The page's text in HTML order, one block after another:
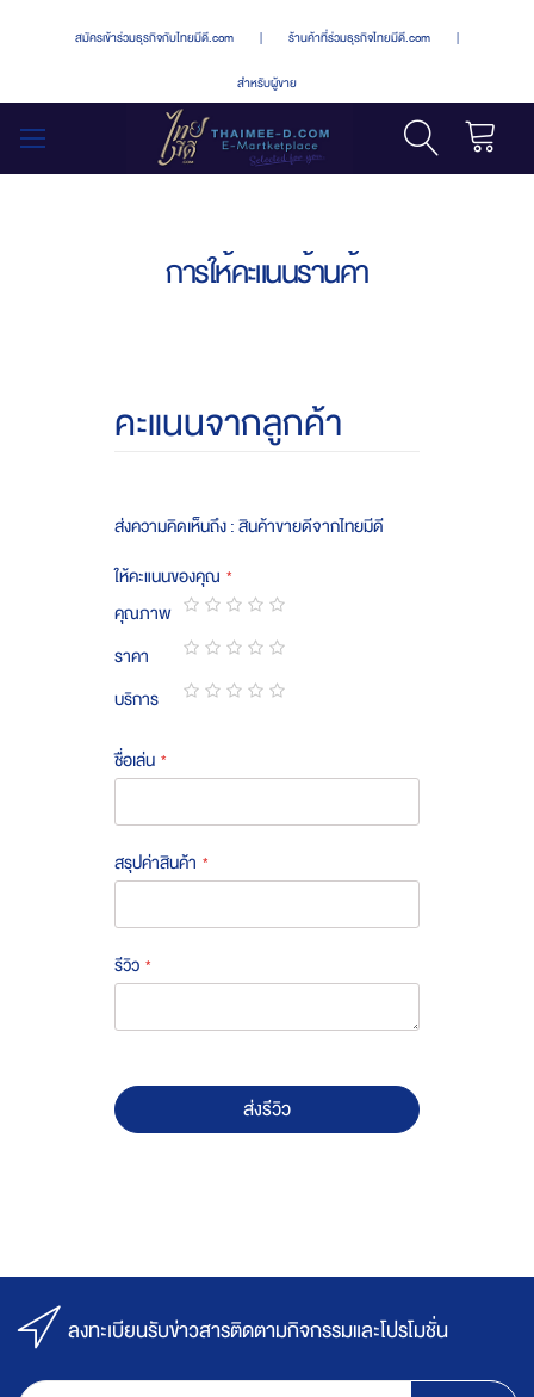
สมัครเข้าร่วมธุรกิจกับไทยมีดี.com | ร้านค้าที่ร่วมธุรกิจไทยมีดี.com |
สำหรับผู้ขาย
การให้คะแนนร้านค้า
คะแนนจากลูกค้า
ส่งความคิดเห็นถึง : สินค้าขายดีจากไทยมีดี
ให้คะแนนของคุณ
คุณภาพ
1
star
2
stars
3
stars
4
stars
5
stars
ราคา
1
star
2
stars
3
stars
4
stars
5
stars
บริการ
ชื่อเล่น
สรุปค่าสินค้า
รีวิว
ส่งรีวิว
ลงทะเบียนรับข่าวสารติดตามกิจกรรมและโปรโมชั่น